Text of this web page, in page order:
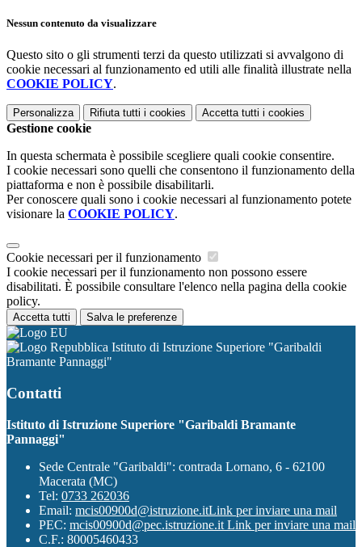
Nessun contenuto da visualizzare
Questo sito o gli strumenti terzi da questo utilizzati si avvalgono di
cookie necessari al funzionamento ed utili alle finalità illustrate nella
COOKIE POLICY.
Personalizza Rifiuta tutti i cookies Accetta tutti i cookies
Gestione cookie
In questa schermata è possibile scegliere quali cookie consentire.
I cookie necessari sono quelli che consentono il funzionamento della
piattaforma e non è possibile disabilitarli.
Per conoscere quali sono i cookie necessari al funzionamento potete
visionare la COOKIE POLICY.
Cookie necessari per il funzionamento
I cookie necessari per il funzionamento non possono essere
disabilitati. È possibile consultare l'elenco nella pagina della cookie
policy.
Accetta tutti Salva le preferenze
Istituto di Istruzione Superiore "Garibaldi
Bramante Pannaggi"
Contatti
Istituto di Istruzione Superiore "Garibaldi Bramante
Pannaggi"
Sede Centrale "Garibaldi": contrada Lornano, 6 - 62100
Macerata (MC)
Tel: 0733 262036
Email: mcis00900d@istruzione.itLink per inviare una mail
PEC: mcis00900d@pec.istruzione.it Link per inviare una mail
C.F.: 80005460433